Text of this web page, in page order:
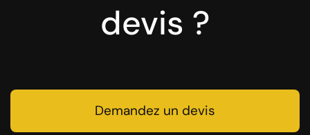
devis ?
Demandez un devis